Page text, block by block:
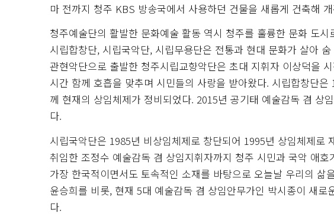
마 전까지 청주 KBS 방송국에서 사용하던 건물을 새롭게 건축해
청주예술단의 활발한 문화예술 활동 역시 청주를 훌륭한 문화 도
시립합창단, 시립국악단, 시립무용단은 전통과 현대 문화가 살아
관현악단으로 출발한 청주시립교향악단은 초대 지휘자 이상덕을
시간 함께 호흡을 맞추며 시민들의 사랑을 받아왔다. 시립합창단
께 현재의 상임체제가 정비되었다. 2015년 공기태 예술감독 겸 상
다.
시립국악단은 1985년 비상임체제로 창단되어 1995년 상임체제로
취임한 조정수 예술감독 겸 상임지휘자까지 청주 시민과 국악 애
가장 한국적이면서도 토속적인 소재를 바탕으로 오늘날 우리의
윤승희를 비롯, 현재 5대 예술감독 겸 상임안무가인 박시종이 새
다.